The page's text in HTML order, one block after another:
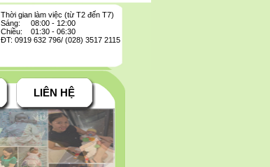
Thời gian làm việc (từ T2 đến T7)
Sáng: 08:00 - 12:00
Chiều: 01:30 - 06:30
ĐT: 0919 632 796/ (028) 3517 2115
LIÊN HỆ